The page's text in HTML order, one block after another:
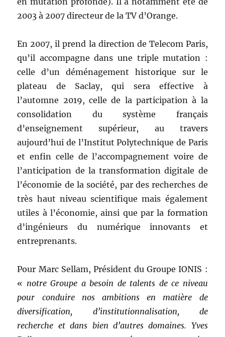
2003 à 2007 directeur de la TV d’Orange.
En 2007, il prend la direction de Telecom Paris,
qu’il accompagne dans une triple mutation :
celle d’un déménagement historique sur le
plateau de Saclay, qui sera effective à
l’automne 2019, celle de la participation à la
consolidation du système français
d’enseignement supérieur, au travers
aujourd’hui de l’Institut Polytechnique de Paris
et enfin celle de l’accompagnement voire de
l’anticipation de la transformation digitale de
l’économie de la société, par des recherches de
très haut niveau scientifique mais également
utiles à l’économie, ainsi que par la formation
d’ingénieurs du numérique innovants et
entreprenants.
Pour Marc Sellam, Président du Groupe IONIS :
« notre Groupe a besoin de talents de ce niveau
pour conduire nos ambitions en matière de
diversification, d’institutionnalisation, de
recherche et dans bien d’autres domaines. Yves